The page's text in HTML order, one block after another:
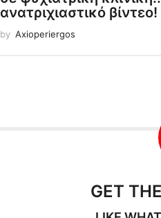
ανατριχιαστικό βίντεο!
by Axioperiergos
GET